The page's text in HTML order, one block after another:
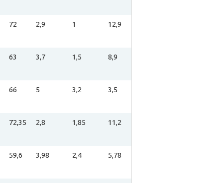
72 2,9 1 12,9
63 3,7 1,5 8,9
66 5 3,2 3,5
72,35 2,8 1,85 11,2
59,6 3,98 2,4 5,78